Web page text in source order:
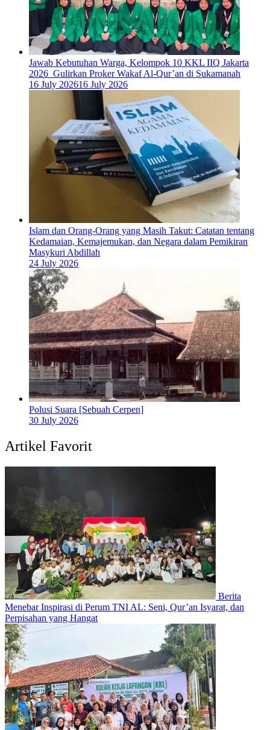
Jawab Kebutuhan Warga, Kelompok 10 KKL IIQ Jakarta
2026 Gulirkan Proker Wakaf Al-Qur’an di Sukamanah
16 July 202616 July 2026
Islam dan Orang-Orang yang Masih Takut: Catatan tentang
Kedamaian, Kemajemukan, dan Negara dalam Pemikiran
Masykuri Abdillah
24 July 2026
Polusi Suara [Sebuah Cerpen]
30 July 2026
Artikel Favorit
Berita
Menebar Inspirasi di Perum TNI AL: Seni, Qur’an Isyarat, dan
Perpisahan yang Hangat